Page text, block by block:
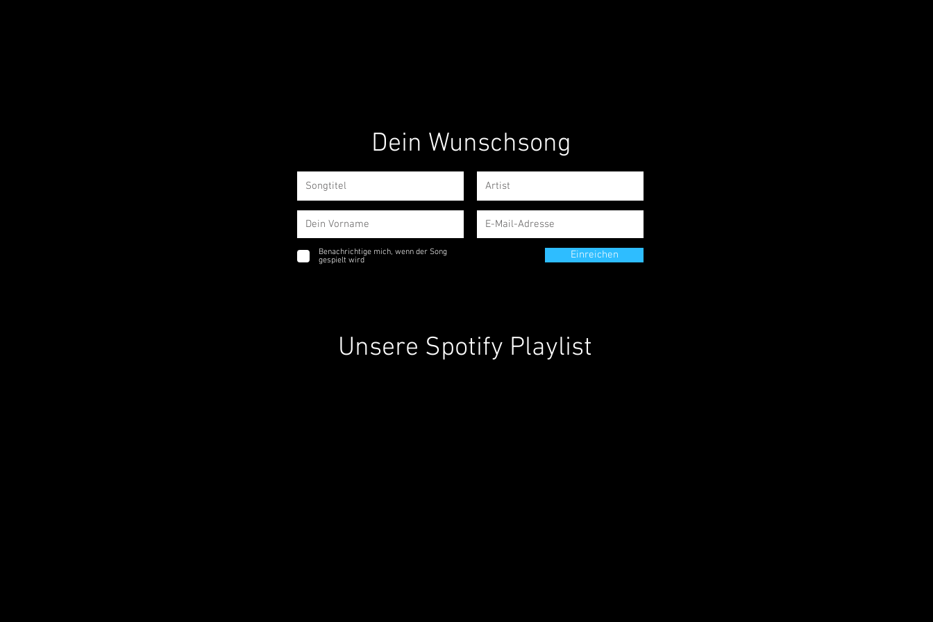
Dein Wunschsong
Benachrichtige mich, wenn der Song
gespielt wird
Einreichen
Unsere Spotify Playlist